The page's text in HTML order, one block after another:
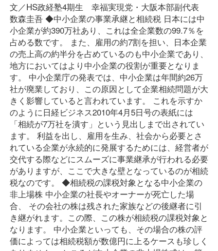
文／HS政経塾4期生 幸福実現党・大阪本部副代表
数森圭吾 ◆中小企業の事業承継と相続税 日本には中
小企業が約390万社あり、これは全企業数の99.7％を
占める数です。 また、雇用の約7割を担い、日本企業
の売上高の約半分を占めているのも中小企業であり、
地方においてはより中小企業の役割が重要となりま
す。 中小企業庁の発表では、中小企業は年間約26万
社が廃業しており、この原因として企業相続問題が大
きく影響していると言われています。 これを示すか
のように日経ビジネス2010年4月5日号の表紙には
「相続が7万社を潰す」という見出しまで出されてい
ます。 利益を出し、雇用を生み、社会から必要とさ
れている企業が永続的に発展するためには、経営者が
交代する際などにスムーズに事業継承が行われる必要
がありますが、ここで大きな壁となっているのが相続
税なのです。 ◆相続税の課税対象となる中小企業の
非上場株 中小企業の社長やオーナーが死亡した場
合、 その会社の株は残された家族などの後継者に引
き継がれます。この際、この株が相続税の課税対象と
なります。 中小企業といっても、その場合の株の評
価によっては相続税額が数億円に上るケースも珍しく